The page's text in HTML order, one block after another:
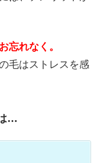
忘れなく。
毛はストレスを感
…